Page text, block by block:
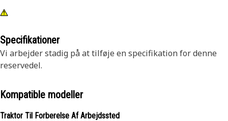
Specifikationer
Vi arbejder stadig på at tilføje en specifikation for denne
reservedel.
Kompatible modeller
Traktor Til Forberelse Af Arbejdssted